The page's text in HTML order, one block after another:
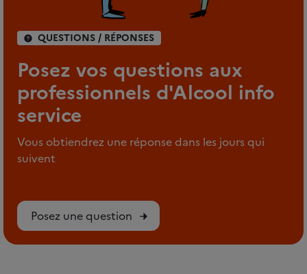
QUESTIONS / RÉPONSES
Posez vos questions aux
professionnels d'Alcool info
service
Vous obtiendrez une réponse dans les jours qui
suivent
Posez une question